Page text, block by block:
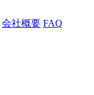
会社概要 FAQ